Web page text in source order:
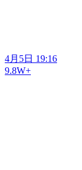
4月5日 19:16
9.8W+